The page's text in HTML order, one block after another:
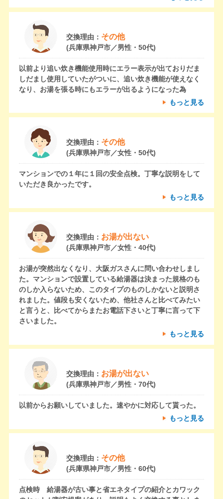
交換理由： その他
(兵庫県神戸市／男性・50代)
以前より追い炊き機能使用時にエラー表示が出ておりだま
しだまし使用していたがついに、追い炊き機能が使えなく
なり、お湯を張る時にもエラーが出るようになった為
もっと見る
交換理由： その他
(兵庫県神戸市／女性・50代)
マンションでの１年に１回の安全点検。丁寧な説明をして
いただき良かったです。
もっと見る
交換理由： お湯が出ない
(兵庫県神戸市／女性・40代)
お湯が突然出なくなり、大阪ガスさんに問い合わせしまし
た。マンションで設置している給湯器は決まった規格のも
のしか入らないため、このタイプのものしかないと説明さ
れました。値段も安くないため、他社さんと比べてみたい
と言うと、比べてからまたお電話下さいと丁寧に言って下
さいました。
もっと見る
交換理由： お湯が出ない
(兵庫県神戸市／男性・70代)
以前からお願いしていました。速やかに対応して貰った。
もっと見る
交換理由： その他
(兵庫県神戸市／男性・60代)
点検時 給湯器が古い事と省エネタイプの紹介とカワック